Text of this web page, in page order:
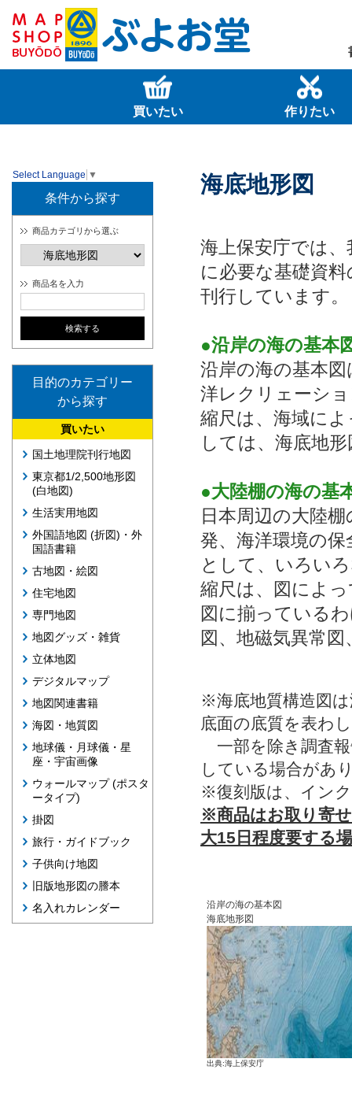
買いたい 作りたい
Select Language ▼
条件から探す
商品カテゴリから選ぶ
商品名を入力
目的のカテゴリー
から探す
買いたい
国土地理院刊行地図
東京都1/2,500地形図
(白地図)
生活実用地図
外国語地図 (折図)・外
国語書籍
古地図・絵図
住宅地図
専門地図
地図グッズ・雑貨
立体地図
デジタルマップ
地図関連書籍
海図・地質図
地球儀・月球儀・星
座・宇宙画像
ウォールマップ (ポスタ
ータイプ)
掛図
旅行・ガイドブック
子供向け地図
旧版地形図の謄本
名入れカレンダー
海底地形図
海上保安庁では
に必要な基礎資
刊行しています。
●沿岸の海の基本
沿岸の海の基本
洋レクリェーシ
縮尺は、海域に
しては、海底地
●大陸棚の海の基
日本周辺の大陸
発、海洋環境の
として、いろい
縮尺は、図によ
図に揃っている
図、地磁気異常
※海底地質構造図
底面の底質を表わ
一部を除き調査
している場合があ
※復刻版は、イン
※商品はお取り寄
大15日程度要する
沿岸の海の基本図
海底地形図
出典:海上保安庁